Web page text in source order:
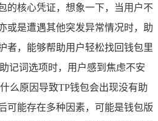
的核心凭证，想象一下，当用户不
或是遭遇其他突发异常情况时，助
者，能够帮助用户轻松找回钱包里
记词选项时，用户感到焦虑不安
么原因导致TP钱包会出现没有助
可能存在多种因素，可能是钱包版